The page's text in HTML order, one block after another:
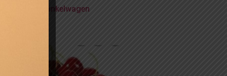
aan winkelwagen